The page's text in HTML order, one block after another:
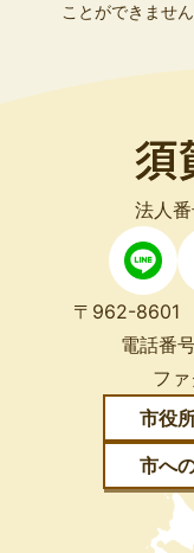
ことができませ
法人
〒962-8601
電話番号
ファ
市役
市へ